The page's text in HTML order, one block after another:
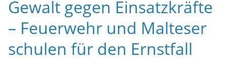
Gewalt gegen Einsatzkräfte
– Feuerwehr und Malteser
schulen für den Ernstfall